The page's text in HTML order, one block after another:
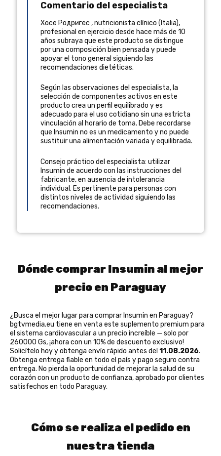
Comentario del especialista
Хосе Родригес ,nutricionista clínico ( Italia),
profesional en ejercicio desde hace más de 10
años subraya que este producto se distingue
por una composición bien pensada y puede
apoyar el tono general siguiendo las
recomendaciones dietéticas.
Según las observaciones del especialista, la
selección de componentes activos en este
producto crea un perfil equilibrado y es
adecuado para el uso cotidiano sin una estricta
vinculación al horario de toma. Debe recordarse
que Insumin no es un medicamento y no puede
sustituir una alimentación variada y equilibrada.
Consejo práctico del especialista: utilizar
Insumin de acuerdo con las instrucciones del
fabricante, en ausencia de intolerancia
individual. Es pertinente para personas con
distintos niveles de actividad siguiendo las
recomendaciones.
Dónde comprar Insumin al mejor
precio en Paraguay
¿Busca el mejor lugar para comprar Insumin en Paraguay?
bgtvmedia.eu tiene en venta este suplemento premium para
el sistema cardiovascular a un precio increíble — solo por
260000 Gs, ¡ahora con un 10% de descuento exclusivo!
Solicítelo hoy y obtenga envío rápido antes del 11.08.2026.
Obtenga entrega fiable en todo el país y pago seguro contra
entrega. No pierda la oportunidad de mejorar la salud de su
corazón con un producto de confianza, aprobado por clientes
satisfechos en todo Paraguay.
Cómo se realiza el pedido en
nuestra tienda